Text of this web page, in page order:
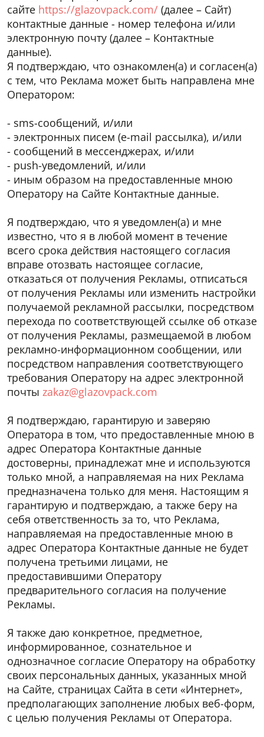
ОСТАВИТЬ ЗАЯВКУ
Оставьте заявку и мы свяжемся с вами в ближайшее
время
СВЯЗАТЬСЯ С НАМИ
Оставьте сообщение и мы свяжемся с вами в
ближайшее время
сайте https://glazovpack.com/ (далее – Сайт)
контактные данные - номер телефона и/или
электронную почту (далее – Контактные
данные).
Я подтверждаю, что ознакомлен(а) и согласен(а)
с тем, что Реклама может быть направлена мне
Оператором:
- sms-сообщений, и/или
- электронных писем (e-mail рассылка), и/или
- сообщений в мессенджерах, и/или
- push-уведомлений, и/или
- иным образом на предоставленные мною
Оператору на Сайте Контактные данные.
Я подтверждаю, что я уведомлен(а) и мне
известно, что я в любой момент в течение
всего срока действия настоящего согласия
вправе отозвать настоящее согласие,
отказаться от получения Рекламы, отписаться
от получения Рекламы или изменить настройки
получаемой рекламной рассылки, посредством
перехода по соответствующей ссылке об отказе
от получения Рекламы, размещаемой в любом
рекламно-информационном сообщении, или
посредством направления соответствующего
требования Оператору на адрес электронной
почты zakaz@glazovpack.com
Я подтверждаю, гарантирую и заверяю
Оператора в том, что предоставленные мною в
адрес Оператора Контактные данные
достоверны, принадлежат мне и используются
только мной, а направляемая на них Реклама
предназначена только для меня. Настоящим я
гарантирую и подтверждаю, а также беру на
себя ответственность за то, что Реклама,
направляемая на предоставленные мною в
адрес Оператора Контактные данные не будет
получена третьими лицами, не
предоставившими Оператору
предварительного согласия на получение
Рекламы.
Я также даю конкретное, предметное,
информированное, сознательное и
однозначное согласие Оператору на обработку
своих персональных данных, указанных мной
на Сайте, страницах Сайта в сети «Интернет»,
предполагающих заполнение любых веб-форм,
с целью получения Рекламы от Оператора.